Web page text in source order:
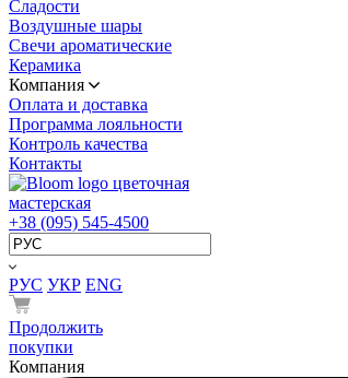
Сладости
Воздушные шары
Свечи ароматические
Керамика
Компания
Оплата и доставка
Программа лояльности
Контроль качества
Контакты
цветочная
мастерская
+38 (095) 545-4500
РУС УКР ENG
Продолжить
покупки
Компания